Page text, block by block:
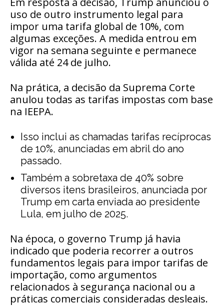
uso de outro instrumento legal para
impor uma tarifa global de 10%, com
algumas exceções. A medida entrou em
vigor na semana seguinte e permanece
válida até 24 de julho.
Na prática, a decisão da Suprema Corte
anulou todas as tarifas impostas com base
na IEEPA.
Isso inclui as chamadas tarifas recíprocas
de 10%, anunciadas em abril do ano
passado.
Também a sobretaxa de 40% sobre
diversos itens brasileiros, anunciada por
Trump em carta enviada ao presidente
Lula, em julho de 2025.
Na época, o governo Trump já havia
indicado que poderia recorrer a outros
fundamentos legais para impor tarifas de
importação, como argumentos
relacionados à segurança nacional ou a
práticas comerciais consideradas desleais.